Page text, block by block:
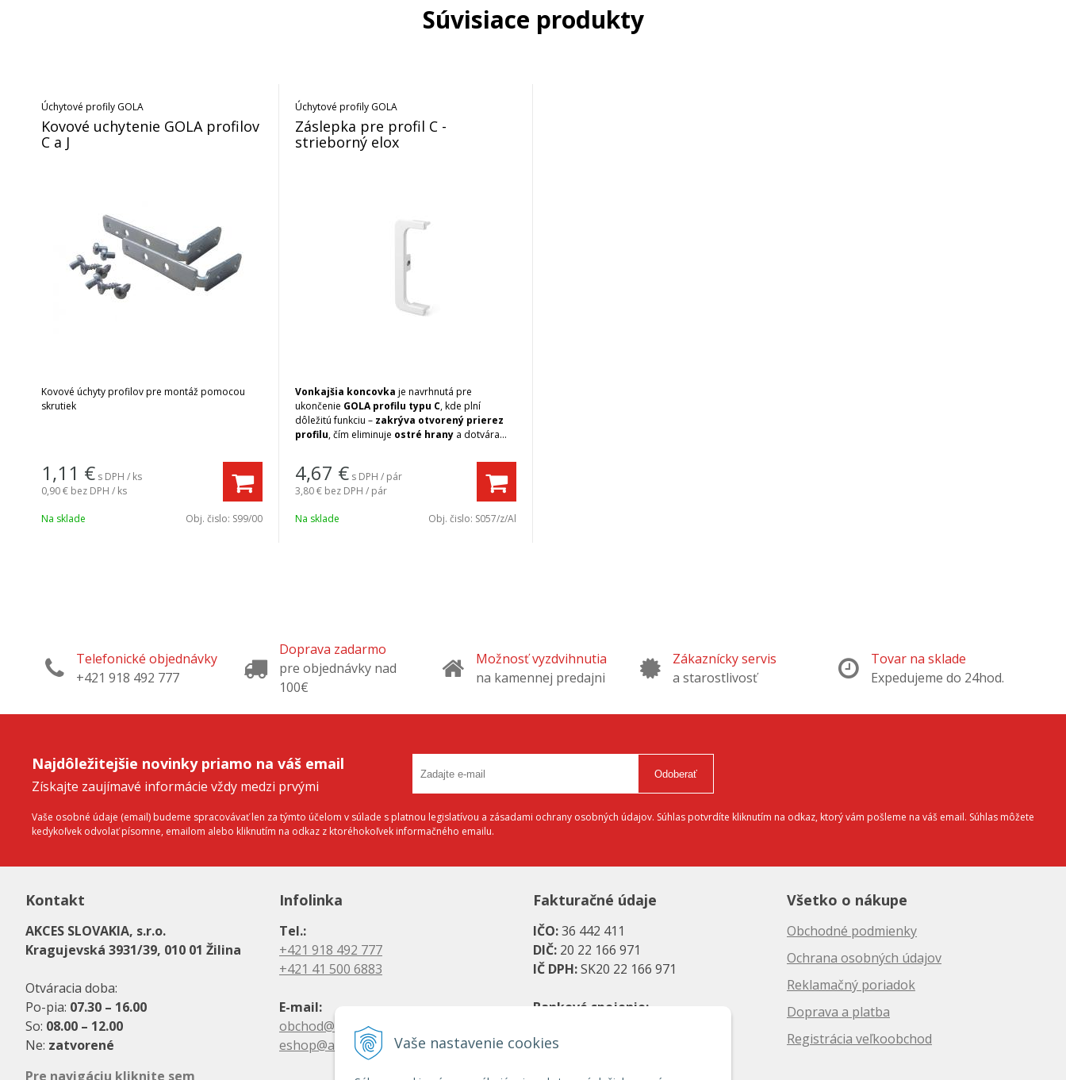
Vaše nastavenie cookies
Súvisiace produkty
Úchytové profily GOLA
Kovové uchytenie GOLA profilov
C a J
Kovové úchyty profilov pre montáž pomocou
skrutiek
1,11 € s DPH / ks
0,90 € bez DPH / ks
Na sklade Obj. čislo: S99/00
Úchytové profily GOLA
Záslepka pre profil C -
strieborný elox
Vonkajšia koncovka je navrhnutá pre
ukončenie GOLA profilu typu C, kde plní
dôležitú funkciu – zakrýva otvorený prierez
profilu, čím eliminuje ostré hrany a dotvára
4,67 € s DPH / pár
3,80 € bez DPH / pár
Na sklade Obj. čislo: S057/z/Al
Telefonické objednávky
+421 918 492 777
Doprava zadarmo
pre objednávky nad
100€
Možnosť vyzdvihnutia
na kamennej predajni
Zákaznícky servis
a starostlivosť
Tovar na sklade
Expedujeme do 24hod.
Najdôležitejšie novinky priamo na váš email
Získajte zaujímavé informácie vždy medzi prvými
Odoberať
Vaše osobné údaje (email) budeme spracovávať len za týmto účelom v súlade s platnou legislatívou a zásadami ochrany osobných údajov. Súhlas potvrdíte kliknutím na odkaz, ktorý vám pošleme na váš email. Súhlas môžete
kedykoľvek odvolať písomne, emailom alebo kliknutím na odkaz z ktoréhokoľvek informačného emailu.
Kontakt
AKCES SLOVAKIA, s.r.o.
Kragujevská 3931/39, 010 01 Žilina
Otváracia doba:
Po-pia: 07.30 – 16.00
So: 08.00 – 12.00
Ne: zatvorené
Pre navigáciu kliknite sem
Infolinka
Tel.:
+421 918 492 777
+421 41 500 6883
E-mail:
obchod@akces.sk
eshop@akces.sk
Fakturačné údaje
IČO:36 442 411
DIČ: 20 22 166 971
IČ DPH:SK20 22 166 971
Bankové spojenie:
UniCredit Bank, a. s.
Všetko o nákupe
Obchodné podmienky
Ochrana osobných údajov
Reklamačný poriadok
Doprava a platba
Registrácia veľkoobchod